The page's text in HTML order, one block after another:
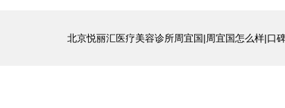
北京悦丽汇医疗美容诊所周宜国|周宜国怎么样|口